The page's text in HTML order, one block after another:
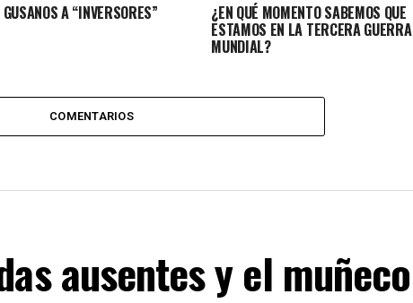
GUSANOS A “INVERSORES” ¿EN QUÉ MOMENTO SABEMOS QUE
ESTAMOS EN LA TERCERA GUERRA
MUNDIAL?
COMENTARIOS
ausentes y el muñeco